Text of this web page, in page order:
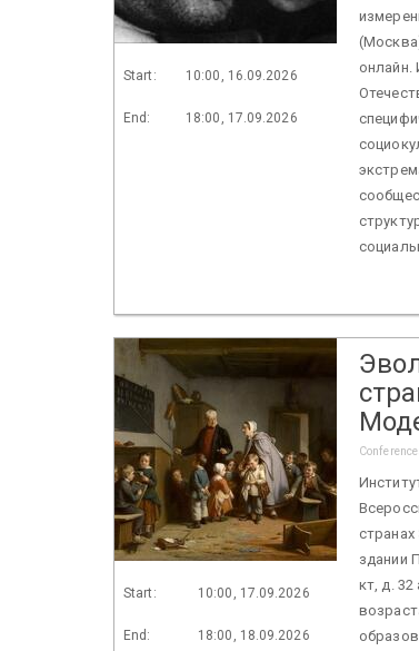
Start: 10:00, 16.09.2026
End: 18:00, 17.09.2026
онлайн.
Start: 10:00, 17.09.2026
End: 18:00, 18.09.2026
здании
кт, д.